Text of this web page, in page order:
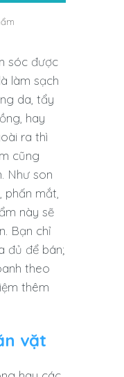
sóc được
làm sạch
da, tẩy
hay
ra thì
cũng
Như son
phấn mắt,
này sẽ
Bạn chỉ
đủ để bán;
theo
thêm
vặt